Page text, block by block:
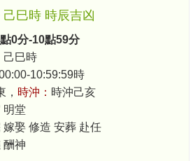
巳時 時辰吉凶
0分-10點59分
己巳時
10:59:59時
， 時沖： 時沖己亥
明堂
嫁娶 修造 安葬 赴任
酬神